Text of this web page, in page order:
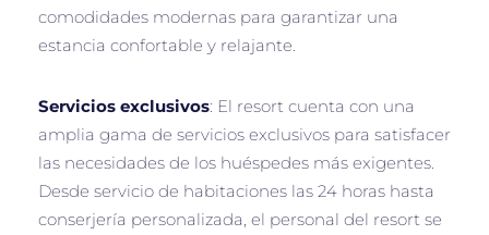
comodidades modernas para garantizar una
estancia confortable y relajante.
Servicios exclusivos: El resort cuenta con una
amplia gama de servicios exclusivos para satisfacer
las necesidades de los huéspedes más exigentes.
Desde servicio de habitaciones las 24 horas hasta
conserjería personalizada, el personal del resort se